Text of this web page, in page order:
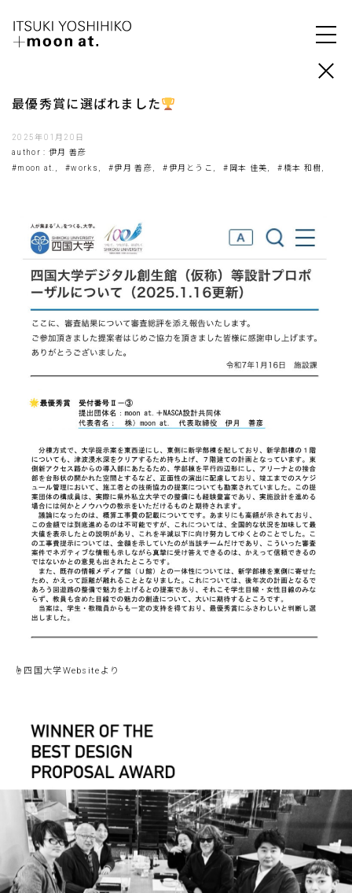
最優秀賞に選ばれました
2025年01月20日
author : 伊月 善彦
#moon at.,
#works, #伊月 善彦, #伊月とうこ, #岡本 佳美, #橋本 和樹,
☝︎四国大学Websiteより